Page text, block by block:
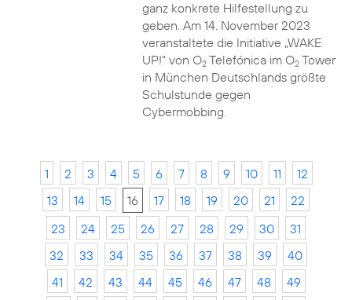
ganz konkrete Hilfestellung zu
geben. Am 14. November 2023
veranstaltete die Initiative „WAKE
UP!“ von O2Telefónica im O2Tower
in München Deutschlands größte
Schulstunde gegen
Cybermobbing.
1 2 3 4 5 6 7 8 9 10 11
12
13
14 15 16 17 18 19 20 21
22
23
24 25 26 27 28 29 30
31
32
33 34 35 36 37 38 39
40
41
42 43 44 45 46 47 48
49